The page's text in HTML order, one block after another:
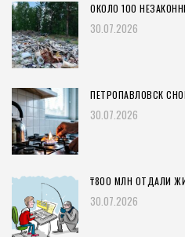
ОКОЛО 100
30.07.2026
ПЕТРОПАВЛОВСК
30.07.2026
₸800 МЛН ОТДАЛИ
30.07.2026